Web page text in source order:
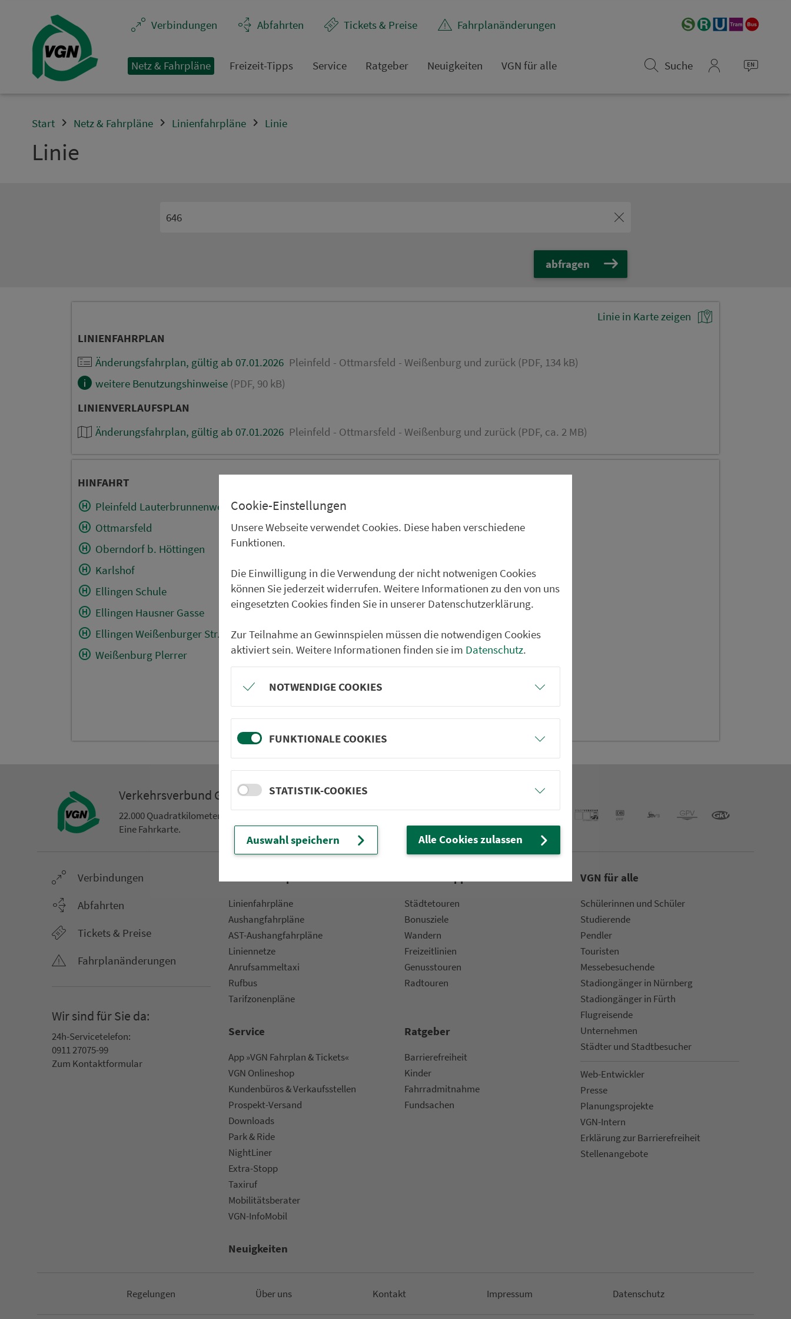
Ver­bin­dungen
Abfahrten Tickets & Preise Fahr­plan­ände­rungen
Netz & Fahrpläne Frei­zeit-Tipps Service Rat­ge­ber Neuigkeiten VGN für alle
Suche
Start Netz & Fahrpläne Linienfahrpläne Linie
Linie
abfragen
Linie in Karte zeigen
LINIENFAHRPLAN
Änderungsfahrplan, gültig ab 07.01.2026 Pleinfeld - Ottmarsfeld - Weißenburg und zurück (PDF, 134 kB)
weitere Benutzungshinweise (PDF, 90 kB)
LINIENVERLAUFSPLAN
Änderungsfahrplan, gültig ab 07.01.2026 Pleinfeld - Ottmarsfeld - Weißenburg und zurück (PDF, ca. 2 MB)
HINFAHRT
Pleinfeld Lauterbrunnenweg
Ottmarsfeld
Oberndorf b. Höttingen
Karlshof
Ellingen Schule
Ellingen Hausner Gasse
Ellingen Weißenburger Str.
Weißenburg Plerrer
Weißenburg Bahnhof
Ellingen Weißenburger Str.
Ellingen Hausner Gasse
Ellingen Schule
Ellingen Am Rennfeld
Karlshof
Pleinfeld Lauterbrunnenweg
Ver­kehrs­ver­bund Groß­raum Nürn­berg
22.000 Qua­drat­ki­lo­me­ter. 130 Ver­kehrs­un­ter­neh­men. 1.100 Linien.
Eine Fahr­kar­te.
Ver­bin­dungen
Abfahrten
Tickets & Preise
Fahr­plan­ände­rungen
Wir sind für Sie da:
24h-Ser­vice­te­le­fon:
0911 27075-99
Zum Kon­taktformular
Li­ni­en­fahr­plä­ne
Aus­hang­fahr­plä­ne
AST-Aus­hang­fahr­plä­ne
Li­ni­en­netze
An­ruf­sam­mel­taxi
Rufbus
Ta­rif­zo­nen­plä­ne
Städtetouren
Bonusziele
Wandern
Frei­zeit­li­ni­en
Genusstouren
Radtouren
Service
App »VGN Fahrplan & Tickets«
VGN On­line­shop
Kun­den­bü­ros & Ver­kaufs­stel­len
Prospekt-Versand
Downloads
Park & Ride
NightLiner
Extra-Stopp
Taxiruf
Mo­bi­li­täts­be­ra­ter
VGN-InfoMobil
Rat­ge­ber
Bar­ri­e­re­frei­heit
Kinder
Fahr­rad­mit­nah­me
Fund­sachen
Neuigkeiten
VGN für alle
Schülerinnen und Schüler
Stu­die­rende
Pendler
Touristen
Mes­se­be­suchende
Sta­di­on­gän­ger in Nürn­berg
Sta­di­on­gän­ger in Fürth
Flug­rei­sen­de
Un­ter­neh­men
Städter und Stadt­be­su­cher
Web-Entwickler
Presse
Pla­nungs­pro­jekte
VGN-Intern
Erklärung zur Bar­ri­e­re­frei­heit
Stellenan­ge­bote
Re­ge­lungen Über uns Kon­takt Impressum Da­ten­schutz
Cookie-Einstellungen
Unsere Webseite verwendet Cookies. Diese haben verschiedene
Funktionen.
Die Einwilligung in die Verwendung der nicht notwenigen Cookies
können Sie jederzeit widerrufen. Weitere Informationen zu den von uns
eingesetzten Cookies finden Sie in unserer Datenschutzerklärung.
Zur Teilnahme an Gewinnspielen müssen die notwendigen Cookies
aktiviert sein. Weitere Informationen finden sie im Datenschutz.
NOTWENDIGE COOKIES
FUNKTIONALE COOKIES
STATISTIK-COOKIES
Auswahl speichern Alle Cookies zulassen